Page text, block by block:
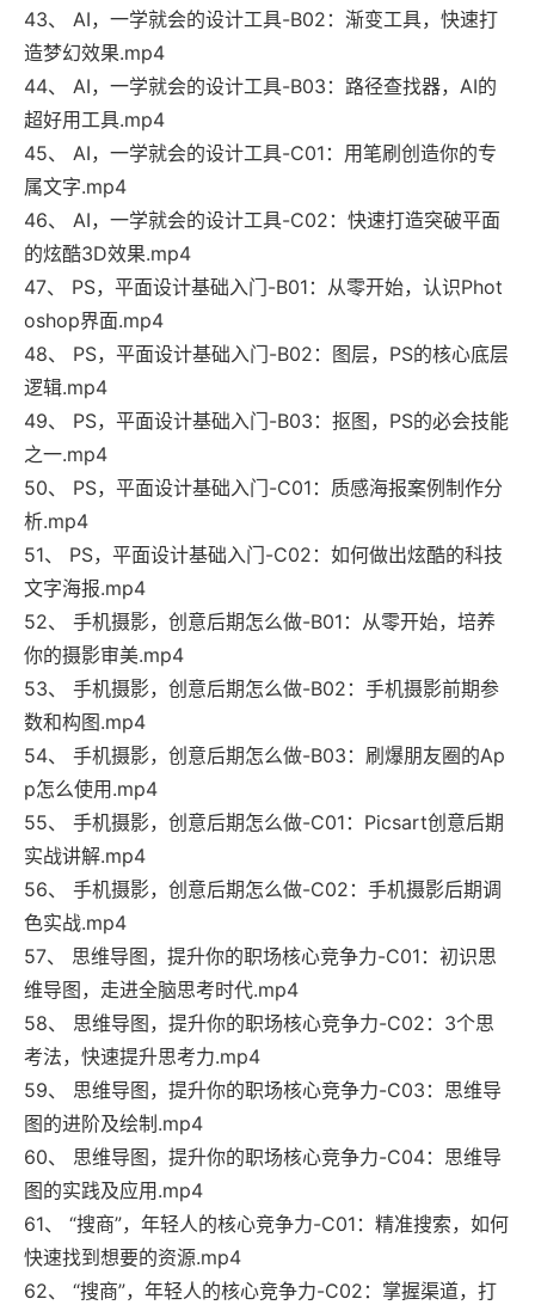
43、 AI，一学就会的设计工具-B02：渐变工具，快速打
造梦幻效果.mp4
44、 AI，一学就会的设计工具-B03：路径查找器，AI的
超好用工具.mp4
45、 AI，一学就会的设计工具-C01：用笔刷创造你的专
属文字.mp4
46、 AI，一学就会的设计工具-C02：快速打造突破平面
的炫酷3D效果.mp4
47、 PS，平面设计基础入门-B01：从零开始，认识Phot
oshop界面.mp4
48、 PS，平面设计基础入门-B02：图层，PS的核心底层
逻辑.mp4
49、 PS，平面设计基础入门-B03：抠图，PS的必会技能
之一.mp4
50、 PS，平面设计基础入门-C01：质感海报案例制作分
析.mp4
51、 PS，平面设计基础入门-C02：如何做出炫酷的科技
文字海报.mp4
52、 手机摄影，创意后期怎么做-B01：从零开始，培养
你的摄影审美.mp4
53、 手机摄影，创意后期怎么做-B02：手机摄影前期参
数和构图.mp4
54、 手机摄影，创意后期怎么做-B03：刷爆朋友圈的Ap
p怎么使用.mp4
55、 手机摄影，创意后期怎么做-C01：Picsart创意后期
实战讲解.mp4
56、 手机摄影，创意后期怎么做-C02：手机摄影后期调
色实战.mp4
57、 思维导图，提升你的职场核心竞争力-C01：初识思
维导图，走进全脑思考时代.mp4
58、 思维导图，提升你的职场核心竞争力-C02：3个思
考法，快速提升思考力.mp4
59、 思维导图，提升你的职场核心竞争力-C03：思维导
图的进阶及绘制.mp4
60、 思维导图，提升你的职场核心竞争力-C04：思维导
图的实践及应用.mp4
61、 “搜商”，年轻人的核心竞争力-C01：精准搜索，如何
快速找到想要的资源.mp4
62、 “搜商”，年轻人的核心竞争力-C02：掌握渠道，打